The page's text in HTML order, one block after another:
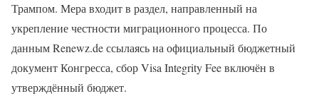
Трампом. Мера входит в раздел, направленный на
укрепление честности миграционного процесса. По
данным Renewz.de ссылаясь на официальный бюджетный
документ Конгресса, сбор Visa Integrity Fee включён в
утверждённый бюджет.